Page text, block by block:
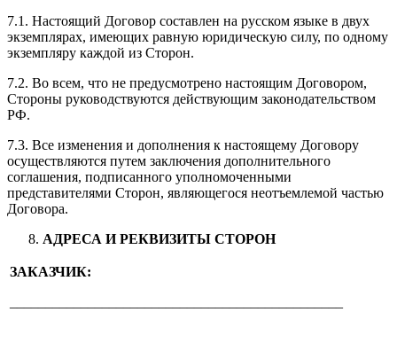
7.1. Настоящий Договор составлен на русском языке в двух
экземплярах, имеющих равную юридическую силу, по одному
экземпляру каждой из Сторон.
7.2. Во всем, что не предусмотрено настоящим Договором,
Стороны руководствуются действующим законодательством
РФ.
7.3. Все изменения и дополнения к настоящему Договору
осуществляются путем заключения дополнительного
соглашения, подписанного уполномоченными
представителями Сторон, являющегося неотъемлемой частью
Договора.
АДРЕСА И РЕКВИЗИТЫ СТОРОН
ЗАКАЗЧИК: